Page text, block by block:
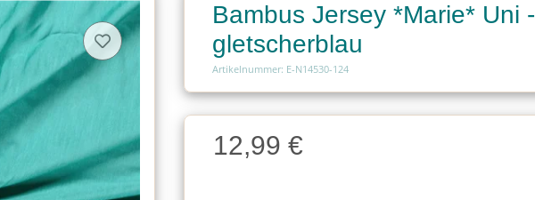
Bambus Jersey *Marie* Uni -
gletscherblau
Artikelnummer: E-N14530-124
Charge
Charge12,99 €